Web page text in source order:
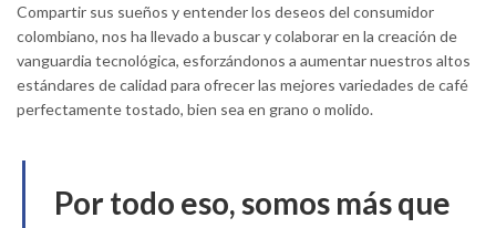
Compartir sus sueños y entender los deseos del consumidor
colombiano, nos ha llevado a buscar y colaborar en la creación de
vanguardia tecnológica, esforzándonos a aumentar nuestros altos
estándares de calidad para ofrecer las mejores variedades de café
perfectamente tostado, bien sea en grano o molido.
Por todo eso, somos más que